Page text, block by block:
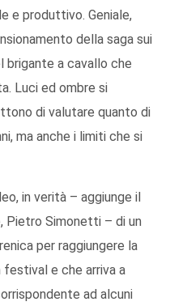
e produttivo. Geniale,
della saga sui
brigante a cavallo che
Luci ed ombre si
di valutare quanto di
ma anche i limiti che si
in verità – aggiunge il
Pietro Simonetti – di un
per raggiungere la
e che arriva a
ad alcuni